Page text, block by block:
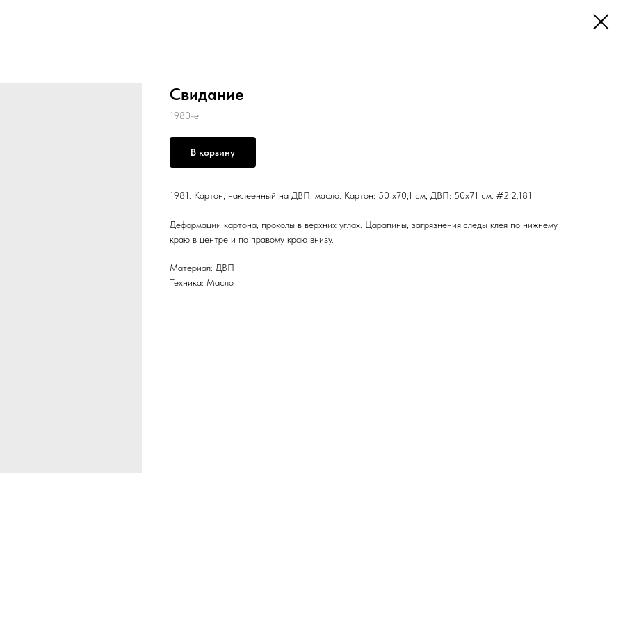
Свидание
1980-е
В корзину
1981. Картон, наклеенный на ДВП. масло. Картон: 50 х70,1 см, ДВП: 50x71 см. #2.2.181
Деформации картона, проколы в верхних углах. Царапины, загрязнения,следы клея по нижнему
краю в центре и по правому краю внизу.
Материал: ДВП
Техника: Масло